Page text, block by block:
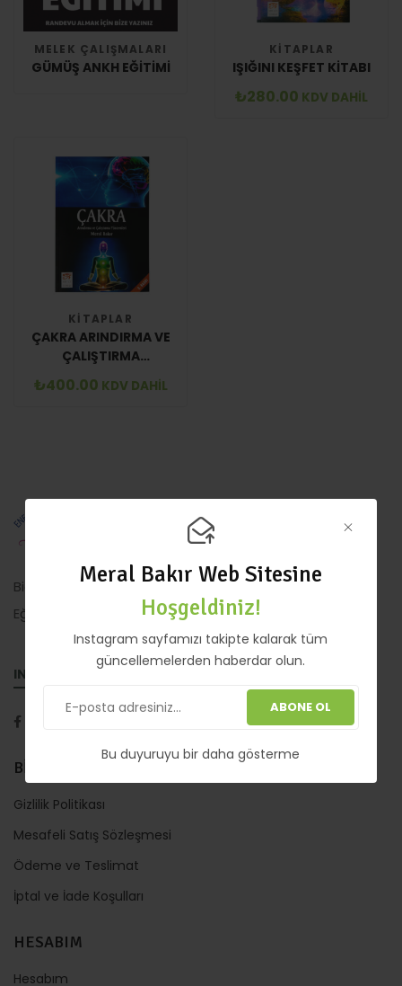
Meral Bakır Web Sitesine
Hoşgeldiniz!
Instagram sayfamızı takipte kalarak tüm
güncellemelerden haberdar olun.
ABONE OL
Bu duyuruyu bir daha gösterme
MELEK ÇALIŞMALARI
GÜMÜŞ ANKH EĞITIMI
KITAPLAR
IŞIĞINI KEŞFET KITABI
₺280.00 KDV DAHİL
KITAPLAR
ÇAKRA ARINDIRMA VE
ÇALIŞTIRMA
YÖNTEMLERI
₺400.00 KDV DAHİL
Bioenerji Uzmanı, Seraphim Blueprint Teacher, Yoga
Eğitmeni.
INSTAGRAM ADRESİ
BİLGİLENDİRME
Gizlilik Politikası
Mesafeli Satış Sözleşmesi
Ödeme ve Teslimat
İptal ve İade Koşulları
HESABIM
Hesabım